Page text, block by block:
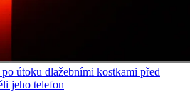
útoku dlažebními kostkami před
jeho telefon